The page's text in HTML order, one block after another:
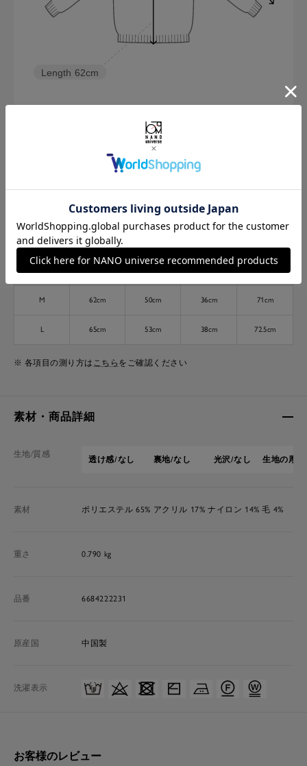
Length 62cm
M
Find out more on your body type
M 62cm 50cm 36cm 71cm
L 65cm 53cm 38cm 72.5cm
※ 各項目の測り方は こちら をご確認ください
素材・商品詳細
生地/質感
透け感/なし 裏地/なし 光沢/なし 生地の厚
素材 ポリエステル 65% アクリル 17% ナイロン 14% 毛 4%
重さ 0.790 kg
品番 6684222231
原産国 中国製
洗濯表示
お客様のレビュー